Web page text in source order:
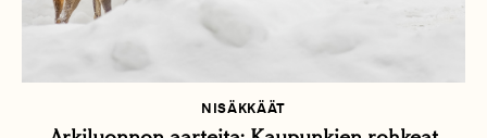
NISÄKKÄÄT